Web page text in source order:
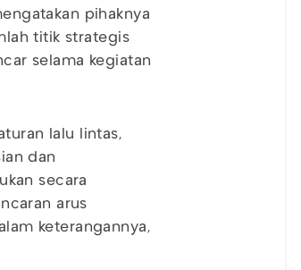
pihaknya
titik strategis
selama kegiatan
lalu lintas,
dan
secara
arus
keterangannya,